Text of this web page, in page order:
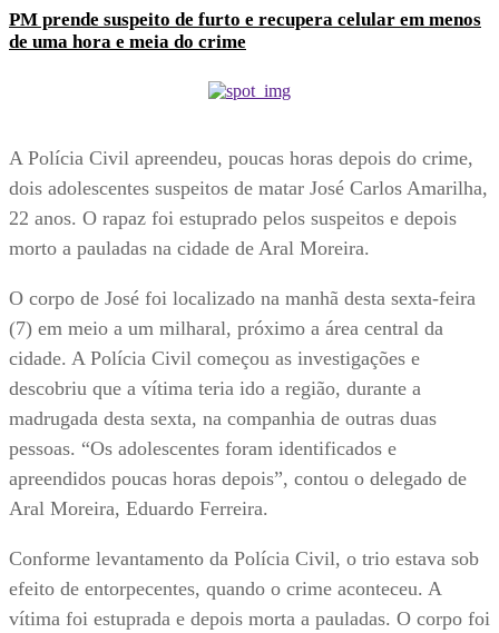
PM prende suspeito de furto e recupera celular em menos
de uma hora e meia do crime
A Polícia Civil apreendeu, poucas horas depois do crime,
dois adolescentes suspeitos de matar José Carlos Amarilha,
22 anos. O rapaz foi estuprado pelos suspeitos e depois
morto a pauladas na cidade de Aral Moreira.
O corpo de José foi localizado na manhã desta sexta-feira
(7) em meio a um milharal, próximo a área central da
cidade. A Polícia Civil começou as investigações e
descobriu que a vítima teria ido a região, durante a
madrugada desta sexta, na companhia de outras duas
pessoas. “Os adolescentes foram identificados e
apreendidos poucas horas depois”, contou o delegado de
Aral Moreira, Eduardo Ferreira.
Conforme levantamento da Polícia Civil, o trio estava sob
efeito de entorpecentes, quando o crime aconteceu. A
vítima foi estuprada e depois morta a pauladas. O corpo foi